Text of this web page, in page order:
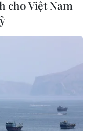
cho Việt Nam